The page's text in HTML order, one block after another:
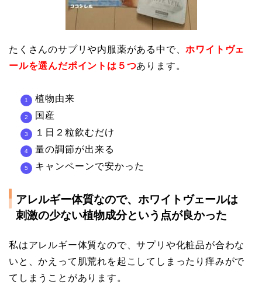
たくさんのサプリや内服薬がある中で、ホワイトヴェ
ールを選んだポイントは５つあります。
植物由来
国産
１日２粒飲むだけ
量の調節が出来る
キャンペーンで安かった
アレルギー体質なので、ホワイトヴェールは
刺激の少ない植物成分という点が良かった
私はアレルギー体質なので、サプリや化粧品が合わな
いと、かえって肌荒れを起こしてしまったり痒みがで
てしまうことがあります。